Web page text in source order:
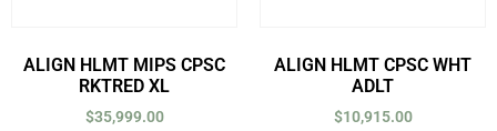
ALIGN HLMT MIPS CPSC
RKTRED XL
$35,999.00
ALIGN HLMT CPSC WHT
ADLT
$10,915.00